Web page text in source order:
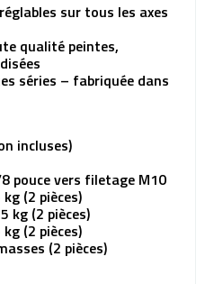
sur tous les axes
qualité peintes,
séries – fabriquée dans
incluses)
pouce vers filetage M10
(2 pièces)
kg (2 pièces)
(2 pièces)
(2 pièces)